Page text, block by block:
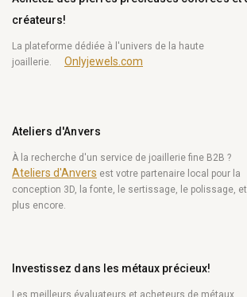
créateurs!
La plateforme dédiée à l'univers de la haute
joaillerie.
Onlyjewels.com
Ateliers d'Anvers
À la recherche d'un service de joaillerie fine B2B ?
Ateliers d'Anvers est votre partenaire local pour la
conception 3D, la fonte, le sertissage, le polissage,
plus encore.
Investissez dans les métaux précieux!
Les meilleurs évaluateurs et acheteurs de métaux